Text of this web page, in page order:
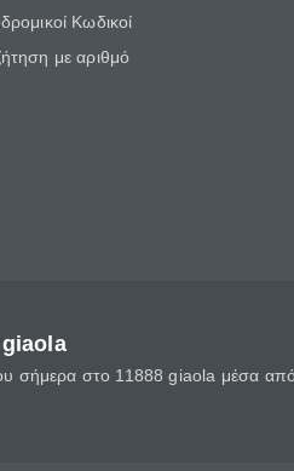
Κωδικοί
με αριθμό
σήμερα στο 11888 giaola μέσα από